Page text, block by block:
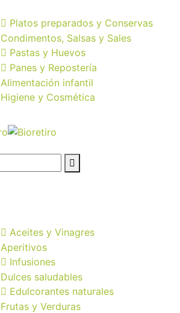
Platos preparados y Conservas
Condimentos, Salsas y Sales
Pastas y Huevos
Panes y Repostería
Alimentación infantil
Higiene y Cosmética
Aceites y Vinagres
Aperitivos
Infusiones
Dulces saludables
Edulcorantes naturales
Frutas y Verduras